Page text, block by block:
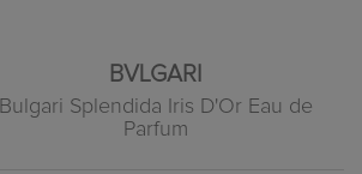
BVLGARI
Bulgari Splendida Iris D'Or Eau de
Parfum